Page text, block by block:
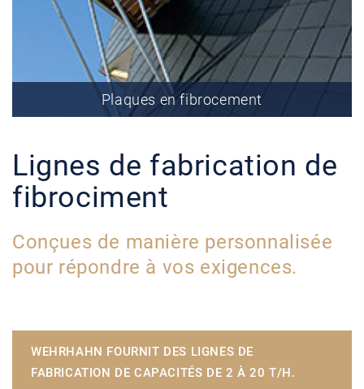
Plaques en fibrocement
Lignes de fabrication de
fibrociment
Conçues de manière personnalisée
pour répondre à vos exigences.
WEHRHAHN FOURNIT DES LIGNES DE
FABRICATION DE CAPACITÉS DE 2 À 20 T/H.